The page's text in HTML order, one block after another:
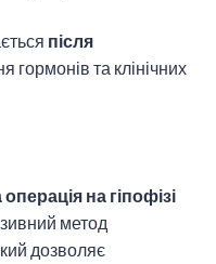
після
гормонів та клінічних
на гіпофізі
метод
дозволяє